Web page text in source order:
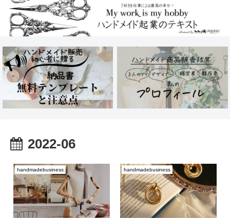
2022-06
handmadebusiness handmadebusiness